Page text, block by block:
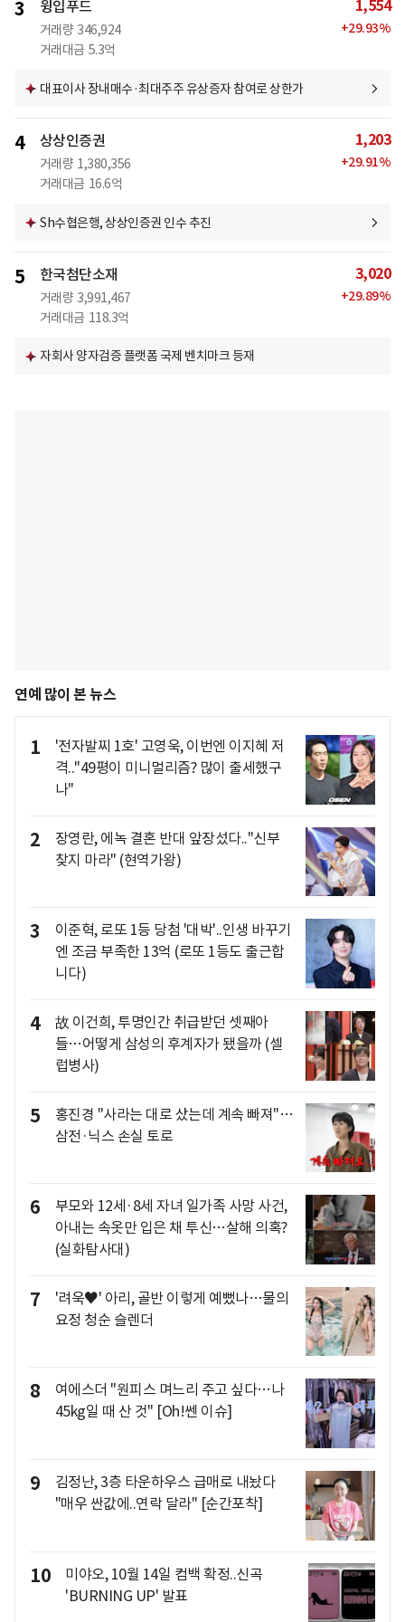
3 윙입푸드
거래량 346,924
거래대금 5.3억
1,554
+29.93%
대표이사 장내매수·최대주주 유상증자 참여로 상한가
4 상상인증권
거래량 1,380,356
거래대금 16.6억
1,203
+29.91%
Sh수협은행, 상상인증권 인수 추진
5 한국첨단소재
거래량 3,991,467
거래대금 118.3억
3,020
+29.89%
자회사 양자검증 플랫폼 국제 벤치마크 등재
연예 많이 본 뉴스
1
'전자발찌 1호' 고영욱, 이번엔 이지혜 저
격.."49평이 미니멀리즘? 많이 출세했구
나"
2
장영란, 에녹 결혼 반대 앞장섰다.."신부
찾지 마라" (현역가왕)
3
이준혁, 로또 1등 당첨 '대박'..인생 바꾸기
엔 조금 부족한 13억 (로또 1등도 출근합
니다)
4
故 이건희, 투명인간 취급받던 셋째아
들…어떻게 삼성의 후계자가 됐을까 (셀
럽병사)
5
홍진경 "사라는 대로 샀는데 계속 빠져"…
삼전·닉스 손실 토로
6
부모와 12세·8세 자녀 일가족 사망 사건,
아내는 속옷만 입은 채 투신…살해 의혹?
(실화탐사대)
7
'려욱♥' 아리, 골반 이렇게 예뻤나…물의
요정 청순 슬렌더
8
여에스더 "원피스 며느리 주고 싶다…나
45kg일 때 산 것" [Oh!쎈 이슈]
9
김정난, 3층 타운하우스 급매로 내놨다
"매우 싼값에..연락 달라" [순간포착]
10
미야오, 10월 14일 컴백 확정..신곡
'BURNING UP' 발표